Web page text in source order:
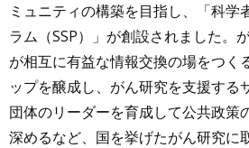
ミュニティの構築を目指し、「科
ラム（SSP）」が創設されました。
が相互に有益な情報交換の場をつく
ップを醸成し、がん研究を支援する
団体のリーダーを育成して公共政策
深めるなど、国を挙げたがん研究に